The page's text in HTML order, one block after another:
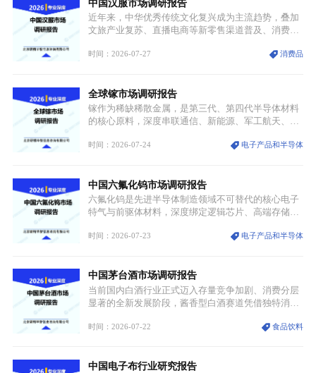
价无市”的供给真空，并沿高频覆铜板、PCB电路板向
AI服务器、5G基站等高端电子终端持续传导，全产业
链生产、成本、交付均承受巨大压力。
中国汉服市场调研报告
近年来，中华优秀传统文化复兴成为主流趋势，叠加
文旅产业复苏、直播电商等新零售渠道普及、消费群
服不再局限于传统节日、古风活动等小众场景，逐步
重要载体。同时，行业标准落地、生产技术升级、原
创设计能力提升，进一步夯实产业发展根基，吸引传
统服饰品牌、文旅企业等跨界入局，市场活力持续释
时间：2026-07-27 消费品
全球镓市场调研报告
镓作为稀缺稀散金属，是第三代、第四代半导体材料
的核心原料，深度串联通信、新能源、军工航天、光
与大国科技博弈的关键战略资源。镓并非传统大宗金
领域渗透”的战略体系，成为全球科技产业运转的刚
需资源。
时间：2026-07-24 电子产品和半导体
中国六氟化钨市场调研报告
六氟化钨是先进半导体制造领域不可替代的核心电子
特气与前驱体材料，深度绑定逻辑芯片、高端存储芯
沉积（CVD）、原子层沉积（ALD）工艺专用前驱体
密制造流程。
时间：2026-07-23 电子产品和半导体
中国茅台酒市场调研报告
当前国内白酒行业正式迈入存量竞争加剧、消费分层
显著的全新发展阶段，酱香型白酒赛道凭借独特消费
道。贵州茅台凭借独一无二的核心产区壁垒、刚性产
业。
时间：2026-07-22 食品饮料
中国电子布行业研究报告